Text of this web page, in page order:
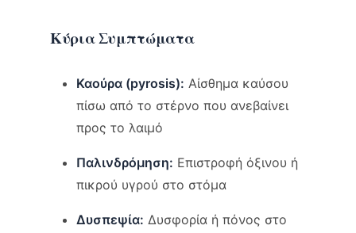
Κύρια Συμπτώματα
Καούρα (pyrosis): Αίσθημα καύσου
πίσω από το στέρνο που ανεβαίνει
προς το λαιμό
Παλινδρόμηση: Επιστροφή όξινου ή
πικρού υγρού στο στόμα
Δυσπεψία: Δυσφορία ή πόνος στο